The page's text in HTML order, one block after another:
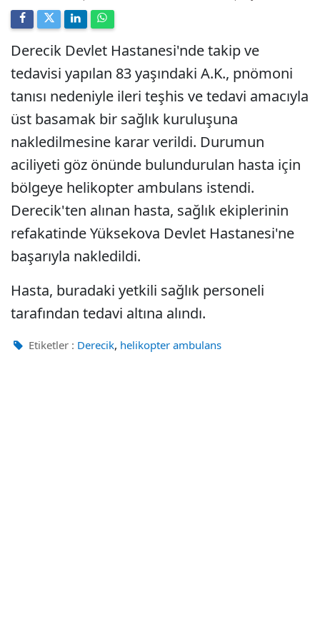
Derecik Devlet Hastanesi'nde takip ve
tedavisi yapılan 83 yaşındaki A.K., pnömoni
tanısı nedeniyle ileri teşhis ve tedavi amacıyla
üst basamak bir sağlık kuruluşuna
nakledilmesine karar verildi. Durumun
aciliyeti göz önünde bulundurulan hasta için
bölgeye helikopter ambulans istendi.
Derecik'ten alınan hasta, sağlık ekiplerinin
refakatinde Yüksekova Devlet Hastanesi'ne
başarıyla nakledildi.
Hasta, buradaki yetkili sağlık personeli
tarafından tedavi altına alındı.
Etiketler : Derecik, helikopter ambulans